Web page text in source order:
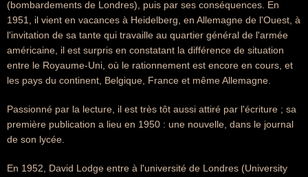
(bombardements de Londres), puis par ses conséquences. En
1951, il vient en vacances à Heidelberg, en Allemagne de l'Ouest, à
l'invitation de sa tante qui travaille au quartier général de l'armée
américaine, il est surpris en constatant la différence de situation
entre le Royaume-Uni, où le rationnement est encore en cours, et
les pays du continent, Belgique, France et même Allemagne.
Passionné par la lecture, il est très tôt aussi attiré par l'écriture ; sa
première publication a lieu en 1950 : une nouvelle, dans le journal
de son lycée.
En 1952, David Lodge entre à l'université de Londres (University